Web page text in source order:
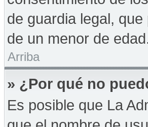
de guardia legal,
de un menor de
Arriba
» ¿Por qué no
Es posible que La